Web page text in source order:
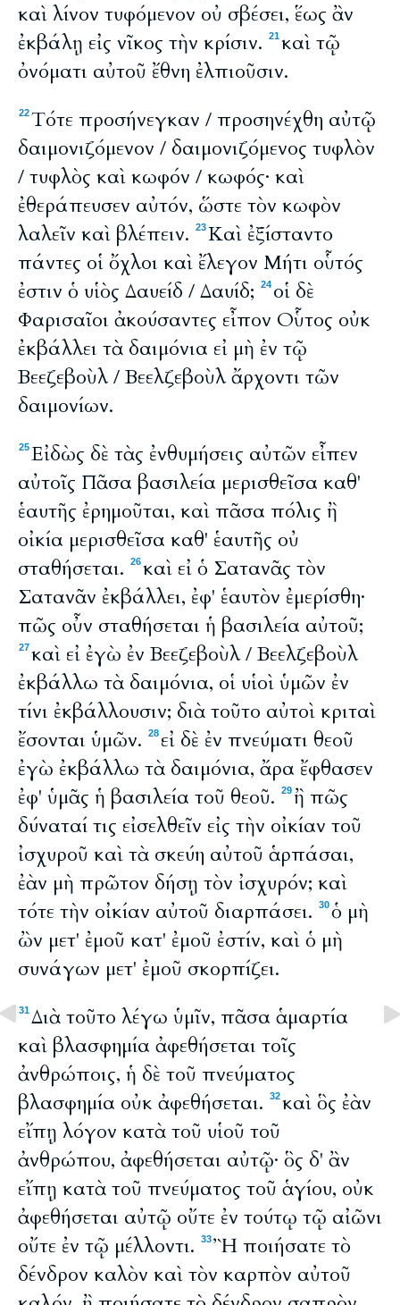
καὶ λίνον τυφόμενον οὐ σβέσει, ἕως ἂν
ἐκβάλῃ εἰς νῖκος τὴν κρίσιν.
21καὶ τῷ
ὀνόματι αὐτοῦ ἔθνη ἐλπιοῦσιν.
22Τότε προσήνεγκαν / προσηνέχθη αὐτῷ
δαιμονιζόμενον / δαιμονιζόμενος τυφλὸν
/ τυφλὸς καὶ κωφόν / κωφός· καὶ
ἐθεράπευσεν αὐτόν, ὥστε τὸν κωφὸν
λαλεῖν καὶ βλέπειν.
23Καὶ ἐξίσταντο
πάντες οἱ ὄχλοι καὶ ἔλεγον Μήτι οὗτός
ἐστιν ὁ υἱὸς Δαυείδ / Δαυίδ;
24 οἱ δὲ
Φαρισαῖοι ἀκούσαντες εἶπον Οὗτος οὐκ
ἐκβάλλει τὰ δαιμόνια εἰ μὴ ἐν τῷ
Βεεζεβοὺλ / Βεελζεβοὺλ ἄρχοντι τῶν
δαιμονίων.
25Εἰδὼς δὲ τὰς ἐνθυμήσεις αὐτῶν εἶπεν
αὐτοῖς Πᾶσα βασιλεία μερισθεῖσα καθ'
ἑαυτῆς ἐρημοῦται, καὶ πᾶσα πόλις ἢ
οἰκία μερισθεῖσα καθ' ἑαυτῆς οὐ
σταθήσεται.
26καὶ εἰ ὁ Σατανᾶς τὸν
Σατανᾶν ἐκβάλλει, ἐφ' ἑαυτὸν ἐμερίσθη·
πῶς οὖν σταθήσεται ἡ βασιλεία αὐτοῦ;
27καὶ εἰ ἐγὼ ἐν Βεεζεβοὺλ / Βεελζεβοὺλ
ἐκβάλλω τὰ δαιμόνια, οἱ υἱοὶ ὑμῶν ἐν
τίνι ἐκβάλλουσιν; διὰ τοῦτο αὐτοὶ κριταὶ
ἔσονται ὑμῶν.
28 εἰ δὲ ἐν πνεύματι θεοῦ
ἐγὼ ἐκβάλλω τὰ δαιμόνια, ἄρα ἔφθασεν
ἐφ' ὑμᾶς ἡ βασιλεία τοῦ θεοῦ.
29ἢ πῶς
δύναταί τις εἰσελθεῖν εἰς τὴν οἰκίαν τοῦ
ἰσχυροῦ καὶ τὰ σκεύη αὐτοῦ ἁρπάσαι,
ἐὰν μὴ πρῶτον δήσῃ τὸν ἰσχυρόν; καὶ
τότε τὴν οἰκίαν αὐτοῦ διαρπάσει.
30ὁ μὴ
ὢν μετ' ἐμοῦ κατ' ἐμοῦ ἐστίν, καὶ ὁ μὴ
συνάγων μετ' ἐμοῦ σκορπίζει.
31Διὰ τοῦτο λέγω ὑμῖν, πᾶσα ἁμαρτία
καὶ βλασφημία ἀφεθήσεται τοῖς
ἀνθρώποις, ἡ δὲ τοῦ πνεύματος
βλασφημία οὐκ ἀφεθήσεται.
32καὶ ὃς ἐὰν
εἴπῃ λόγον κατὰ τοῦ υἱοῦ τοῦ
ἀνθρώπου, ἀφεθήσεται αὐτῷ· ὃς δ' ἂν
εἴπῃ κατὰ τοῦ πνεύματος τοῦ ἁγίου, οὐκ
ἀφεθήσεται αὐτῷ οὔτε ἐν τούτῳ τῷ αἰῶνι
οὔτε ἐν τῷ μέλλοντι.
33Ἢ ποιήσατε τὸ
δένδρον καλὸν καὶ τὸν καρπὸν αὐτοῦ